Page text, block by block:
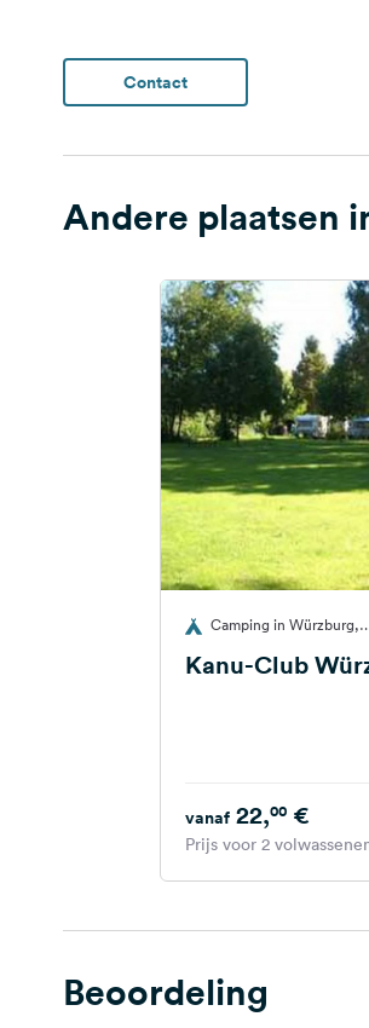
Contact
Andere plaatsen
Kanu-Club
vanaf 22,00 €
Prijs voor 2
Beoordeling